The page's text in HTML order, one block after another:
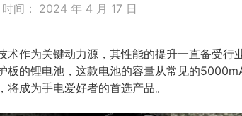
时间： 2024 年 4 月 17 日
术作为关键动力源，其性能的提升一直备受
板的锂电池，这款电池的容量从常见的
将成为手电爱好者的首选产品。